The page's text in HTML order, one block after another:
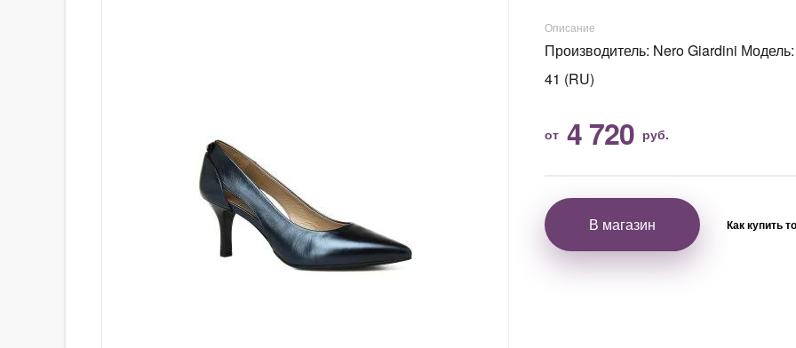
Описание
Производитель: Nero Giardini
41 (RU)
от 4 720 руб.
В магазин Как купить